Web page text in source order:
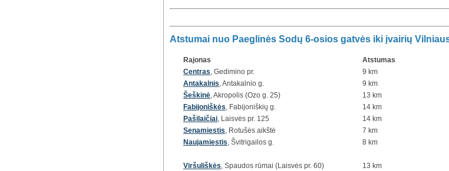
Atstumai nuo Paeglinės Sodų 6-osios gatvės iki įvairių
Rajonas
Atstumas
Centras, Gedimino pr.
9 km
Antakalnis, Antakalnio g.
9 km
Šeškinė, Akropolis (Ozo g. 25)
13 km
Fabijoniškės, Fabijoniškių g.
14 km
Pašilaičiai, Laisvės pr. 125
14 km
Senamiestis, Rotušės aikštė
7 km
Naujamiestis, Švitrigailos g. 8 km
Viršuliškės, Spaudos rūmai (Laisvės pr. 60)
13 km